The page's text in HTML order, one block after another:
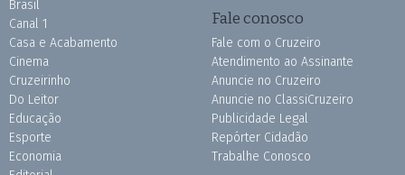
Brasil
Canal 1
Casa e Acabamento
Cinema
Cruzeirinho
Do Leitor
Educação
Esporte
Economia
Fale conosco
Fale com o Cruzeiro
Atendimento ao Assinante
Anuncie no Cruzeiro
Anuncie no ClassiCruzeiro
Publicidade Legal
Repórter Cidadão
Trabalhe Conosco